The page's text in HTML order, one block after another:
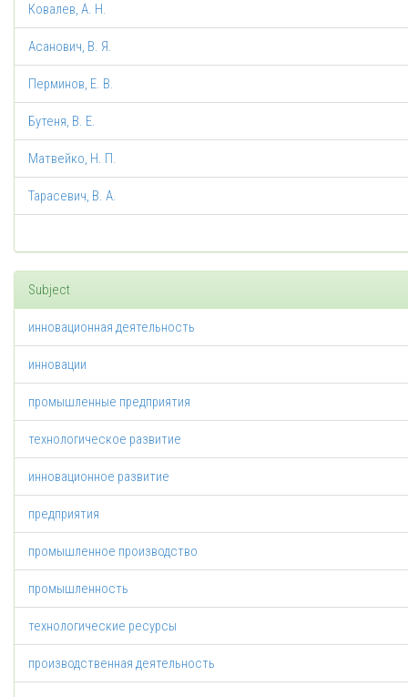
Ковалев, А. Н.
Асанович, В. Я.
Перминов, Е. В.
Бутеня, В. Е.
Матвейко, Н. П.
Тарасевич, В. А.
Subject
инновационная деятельность
инновации
промышленные предприятия
технологическое развитие
инновационное развитие
предприятия
промышленное производство
промышленность
технологические ресурсы
производственная деятельность